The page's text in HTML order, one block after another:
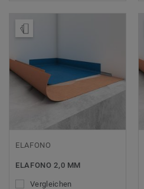
ELAFONO
ELAFONO 2,0 MM
Vergleichen